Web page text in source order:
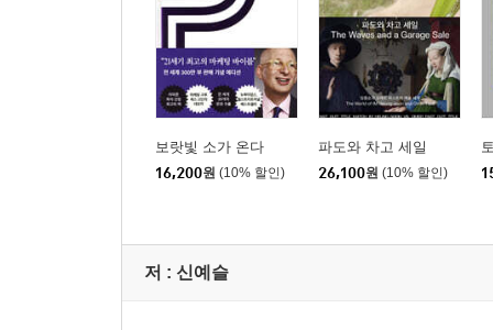
보랏빛 소가 온다
16,200원 (10% 할인)
파도와 차고 세일
26,100원 (10% 할인)
저 : 신예슬